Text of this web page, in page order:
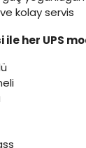
ve kolay servis
ile her UPS